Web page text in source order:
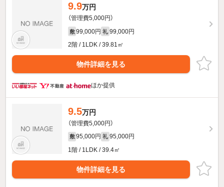
9.9万円
（管理費5,000円）
敷 99,000円 礼 99,000円
2階 / 1LDK / 39.81㎡
物件詳細を見る
ほか提供
9.5万円
（管理費5,000円）
敷 95,000円 礼 95,000円
1階 / 1LDK / 39.4㎡
物件詳細を見る